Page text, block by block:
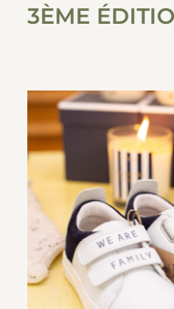
3ÈME